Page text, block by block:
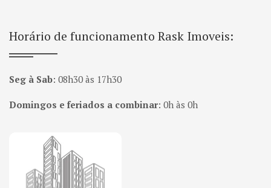
Horário de funcionamento Rask Imoveis:
Seg à Sab: 08h30 às 17h30
Domingos e feriados a combinar: 0h às 0h
Página inicial